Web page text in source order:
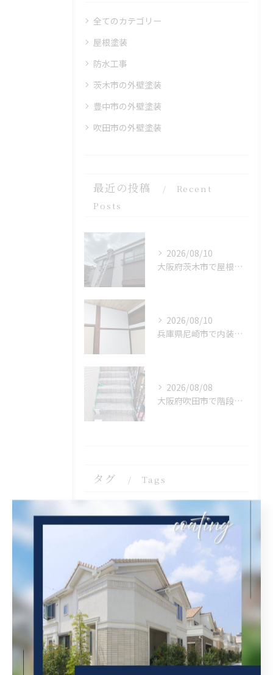
全てのカテゴリー
屋根塗装
防水工事
茨木市の外壁塗装
豊中市の外壁塗装
吹田市の外壁塗装
最近の投稿
Recent
Posts
2026/08/10
大阪府茨木市で屋根塗装の高圧洗浄を施工しました。
2026/08/10
兵庫県尼崎市で内装リフォームを完工しました。
2026/08/08
大阪府吹田市で階段をFRP 防水を施工しました。
タグ Tags
塗装 内装塗装 屋根塗装 西宮市
外壁補修 シール工事
クリヤ ベランダ簡易防水 茨木市
吹田市 タイル張り 守口市
錆止め 外壁張り替え 瓦固定
漆喰工事 瓦差し替え 京都市